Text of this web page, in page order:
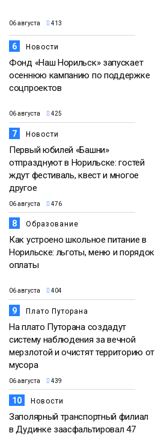
06 августа 413
6 Новости
Фонд «Наш Норильск» запускает
осеннюю кампанию по поддержке
соцпроектов
06 августа 425
7 Новости
Первый юбилей «Башни»
отпразднуют в Норильске: гостей
ждут фестиваль, квест и многое
другое
06 августа 476
8 Образование
Как устроено школьное питание в
Норильске: льготы, меню и порядок
оплаты
06 августа 404
9 Плато Путорана
На плато Путорана создадут
систему наблюдения за вечной
мерзлотой и очистят территорию от
мусора
06 августа 439
10 Новости
Заполярный транспортный филиал
в Дудинке заасфальтировал 47